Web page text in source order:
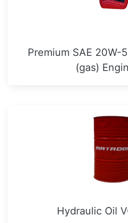
Premium SAE 20W-
(gas)
Hydraulic Oil